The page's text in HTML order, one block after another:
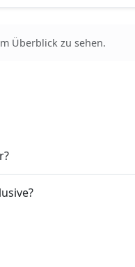
Überblick zu sehen.